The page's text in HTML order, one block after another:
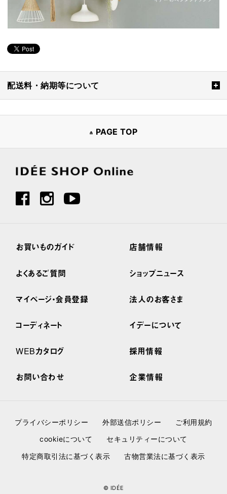
配送料・納期等について
PAGE TOP
お買いものガイド
よくあるご質問
マイページ・会員登録
コーディネート
WEBカタログ
お問い合わせ
店舗情報
ショップニュース
法人のお客さま
イデーについて
採用情報
企業情報
プライバシーポリシー 外部送信ポリシー
ご利用規約
cookieについて
セキュリティーについて
特定商取引法に基づく表示
古物営業法に基づく表示
© IDÉE